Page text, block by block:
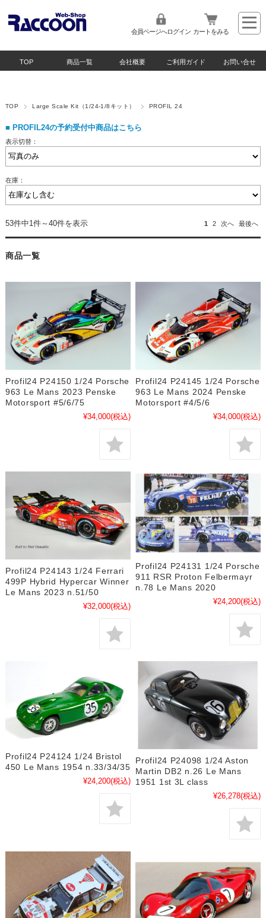
会員ページへログイン カートをみる
TOP 商品一覧 会社概要 ご利用ガイド お問い合せ
TOP Large Scale Kit（1/24-1/8キット） PROFIL 24
■ PROFIL24の予約受付中商品はこちら
表示切替：
在庫：
53件中1件～40件を表示 1 2 次へ 最後へ
商品一覧
Profil24 P24150 1/24 Porsche
963 Le Mans 2023 Penske
Motorsport #5/6/75
¥34,000(税込)
Profil24 P24145 1/24 Porsche
963 Le Mans 2024 Penske
Motorsport #4/5/6
¥34,000(税込)
Profil24 P24143 1/24 Ferrari
499P Hybrid Hypercar Winner
Le Mans 2023 n.51/50
¥32,000(税込)
Profil24 P24131 1/24 Porsche
911 RSR Proton Felbermayr
n.78 Le Mans 2020
¥24,200(税込)
Profil24 P24124 1/24 Bristol
450 Le Mans 1954 n.33/34/35
¥24,200(税込)
Profil24 P24098 1/24 Aston
Martin DB2 n.26 Le Mans
1951 1st 3L class
¥26,278(税込)